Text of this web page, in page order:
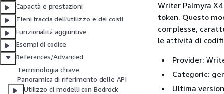
Capacità e prestazioni
Tieni traccia dell'utilizzo e dei costi
Funzionalità aggiuntive
Esempi di codice
References/Advanced
Terminologia chiave
Panoramica di riferimento delle API
Utilizzo di modelli con Bedrock
Writer Palmyra
token. Questo
complesse,
le attività di
Provider:
Categorie:
Ultima